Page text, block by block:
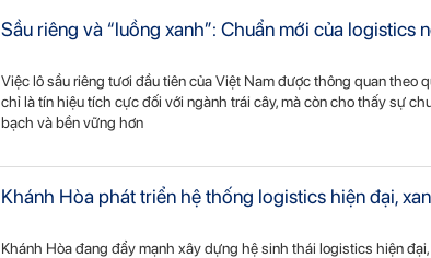
Sầu riêng và “luồng xanh”: Chuẩn mới của logistics
Việc lô sầu riêng tươi đầu tiên của Việt Nam được thông quan theo
chỉ là tín hiệu tích cực đối với ngành trái cây, mà còn cho thấy sự
bạch và bền vững hơn
Khánh Hòa phát triển hệ thống logistics hiện đại,
Khánh Hòa đang đẩy mạnh xây dựng hệ sinh thái logistics hiện